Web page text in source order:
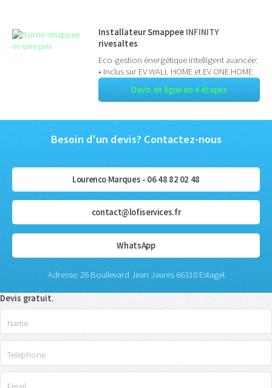
Installateur Smappee INFINITY
rivesaltes
Eco-gestion énergétique intelligent avancée:
• Inclus sur EV WALL HOME et EV ONE HOME
Devis en ligne en 4 étapes
Besoin d'un devis? Contactez-nous
Lourenco Marques - 06 48 82 02 48
contact@lofiservices.fr
WhatsApp
Adresse: 26 Boullevard Jean Jaures 66310 Estagel
Devis gratuit.